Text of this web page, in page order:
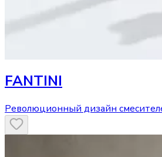
FANTINI
Революционный дизайн